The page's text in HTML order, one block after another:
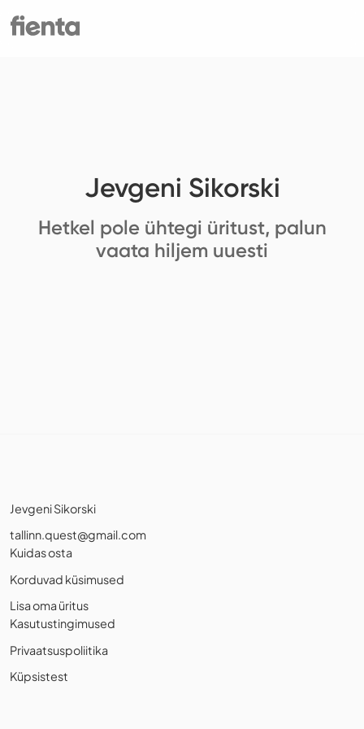
Jevgeni Sikorski
Hetkel pole ühtegi üritust, palun
vaata hiljem uuesti
Jevgeni Sikorski
tallinn.quest@gmail.com
Kuidas osta
Korduvad küsimused
Lisa oma üritus
Kasutustingimused
Privaatsuspoliitika
Küpsistest